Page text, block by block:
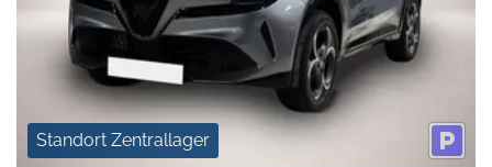
Standort Zentrallager